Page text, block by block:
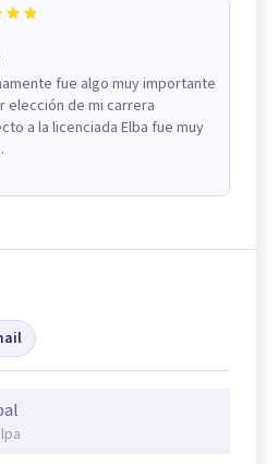
fue algo muy importante
elección de mi carrera
a la licenciada Elba fue muy